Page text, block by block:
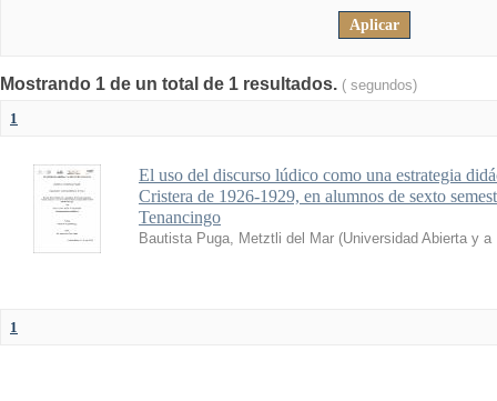
Mostrando 1 de un total de 1 resultados. ( segundos)
1
El uso del discurso lúdico como una estrategia
Cristera de 1926-1929, en alumnos de sexto
Tenancingo
Bautista Puga, Metztli del Mar (Universidad Abierta y
1